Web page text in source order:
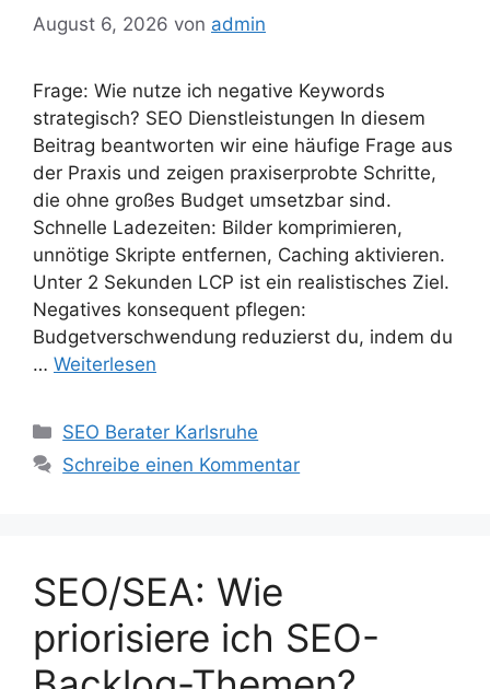
August 6, 2026 von admin
Frage: Wie nutze ich negative Keywords
strategisch? SEO Dienstleistungen In diesem
Beitrag beantworten wir eine häufige Frage aus
der Praxis und zeigen praxiserprobte Schritte,
die ohne großes Budget umsetzbar sind.
Schnelle Ladezeiten: Bilder komprimieren,
unnötige Skripte entfernen, Caching aktivieren.
Unter 2 Sekunden LCP ist ein realistisches Ziel.
Negatives konsequent pflegen:
Budgetverschwendung reduzierst du, indem du
… Weiterlesen
Kategorien
SEO Berater Karlsruhe
Schreibe einen Kommentar
SEO/SEA: Wie
priorisiere ich SEO-